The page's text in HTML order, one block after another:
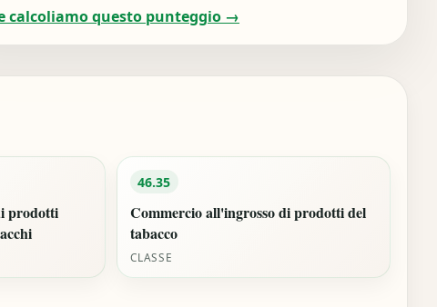
calcoliamo questo punteggio →
prodotti
46.35
Commercio all'ingrosso di prodotti del
tabacco
CLASSE